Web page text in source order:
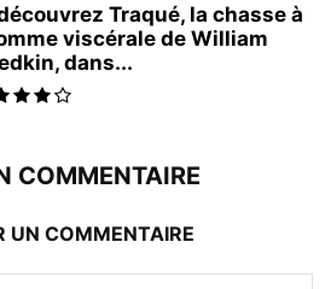
Traqué, la chasse à
viscérale de William
dans...
COMMENTAIRE
UN COMMENTAIRE